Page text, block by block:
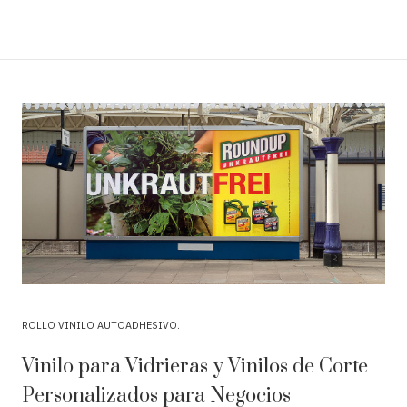
ROLLO VINILO AUTOADHESIVO
Vinilo para Vidrieras y Vinilos de Corte
Personalizados para Negocios